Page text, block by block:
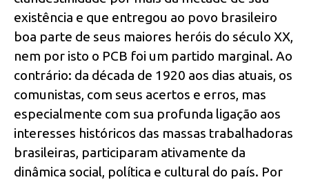
existência e que entregou ao povo brasileiro
boa parte de seus maiores heróis do século XX,
nem por isto o PCB foi um partido marginal. Ao
contrário: da década de 1920 aos dias atuais, os
comunistas, com seus acertos e erros, mas
especialmente com sua profunda ligação aos
interesses históricos das massas trabalhadoras
brasileiras, participaram ativamente da
dinâmica social, política e cultural do país. Por